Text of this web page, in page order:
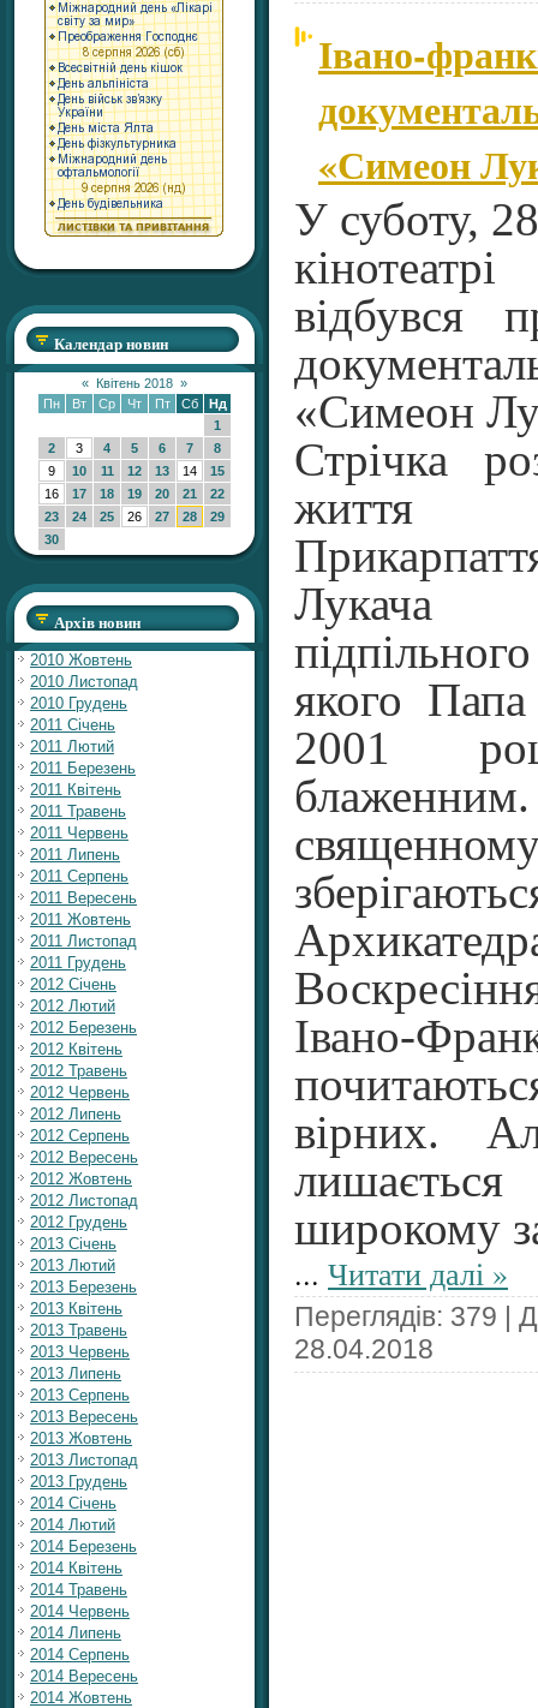
Календар новин
« Квітень 2018 »
Пн
Вт Ср Чт Пт Сб
Нд
1
2
3 4 5 6 7
8
9
10 11 12 13 14
15
16
17 18 19 20 21
22
23
24 25 26 27 28
29
30
Архів новин
2010 Жовтень
2010 Листопад
2010 Грудень
2011 Січень
2011 Лютий
2011 Березень
2011 Квітень
2011 Травень
2011 Червень
2011 Липень
2011 Серпень
2011 Вересень
2011 Жовтень
2011 Листопад
2011 Грудень
2012 Січень
2012 Лютий
2012 Березень
2012 Квітень
2012 Травень
2012 Червень
2012 Липень
2012 Серпень
2012 Вересень
2012 Жовтень
2012 Листопад
2012 Грудень
2013 Січень
2013 Лютий
2013 Березень
2013 Квітень
2013 Травень
2013 Червень
2013 Липень
2013 Серпень
2013 Вересень
2013 Жовтень
2013 Листопад
2013 Грудень
2014 Січень
2014 Лютий
2014 Березень
2014 Квітень
2014 Травень
2014 Червень
2014 Липень
2014 Серпень
2014 Вересень
2014 Жовтень
Івано-
«Симеон
У суботу,
відбувся
«Симеон
Стрічка
життя
Лукача
якого
2001
Івано-
вірних.
широкому
... Читати далі »
Переглядів: 379 |
28.04.2018